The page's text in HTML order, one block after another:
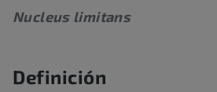
Nucleus limitans
Definición